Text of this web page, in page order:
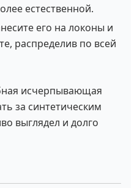
естественной.
его на локоны и
распределив по всей
исчерпывающая
за синтетическим
выглядел и долго